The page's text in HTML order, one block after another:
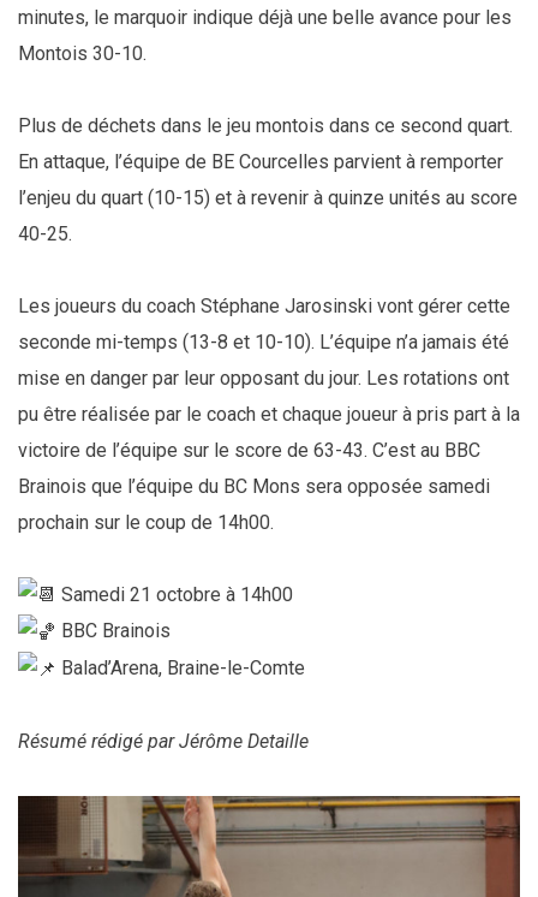
minutes, le marquoir indique déjà une belle avance pour les
Montois 30-10.
Plus de déchets dans le jeu montois dans ce second quart.
En attaque, l’équipe de BE Courcelles parvient à remporter
l’enjeu du quart (10-15) et à revenir à quinze unités au score
40-25.
Les joueurs du coach Stéphane Jarosinski vont gérer cette
seconde mi-temps (13-8 et 10-10). L’équipe n’a jamais été
mise en danger par leur opposant du jour. Les rotations ont
pu être réalisée par le coach et chaque joueur à pris part à la
victoire de l’équipe sur le score de 63-43. C’est au BBC
Brainois que l’équipe du BC Mons sera opposée samedi
prochain sur le coup de 14h00.
Samedi 21 octobre à 14h00
BBC Brainois
Balad’Arena, Braine-le-Comte
Résumé rédigé par Jérôme Detaille